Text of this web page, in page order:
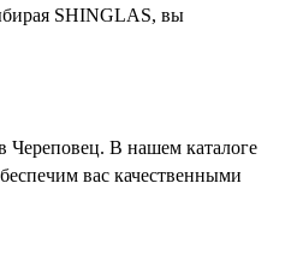
SHINGLAS, вы
Череповец. В нашем каталоге
вас качественными